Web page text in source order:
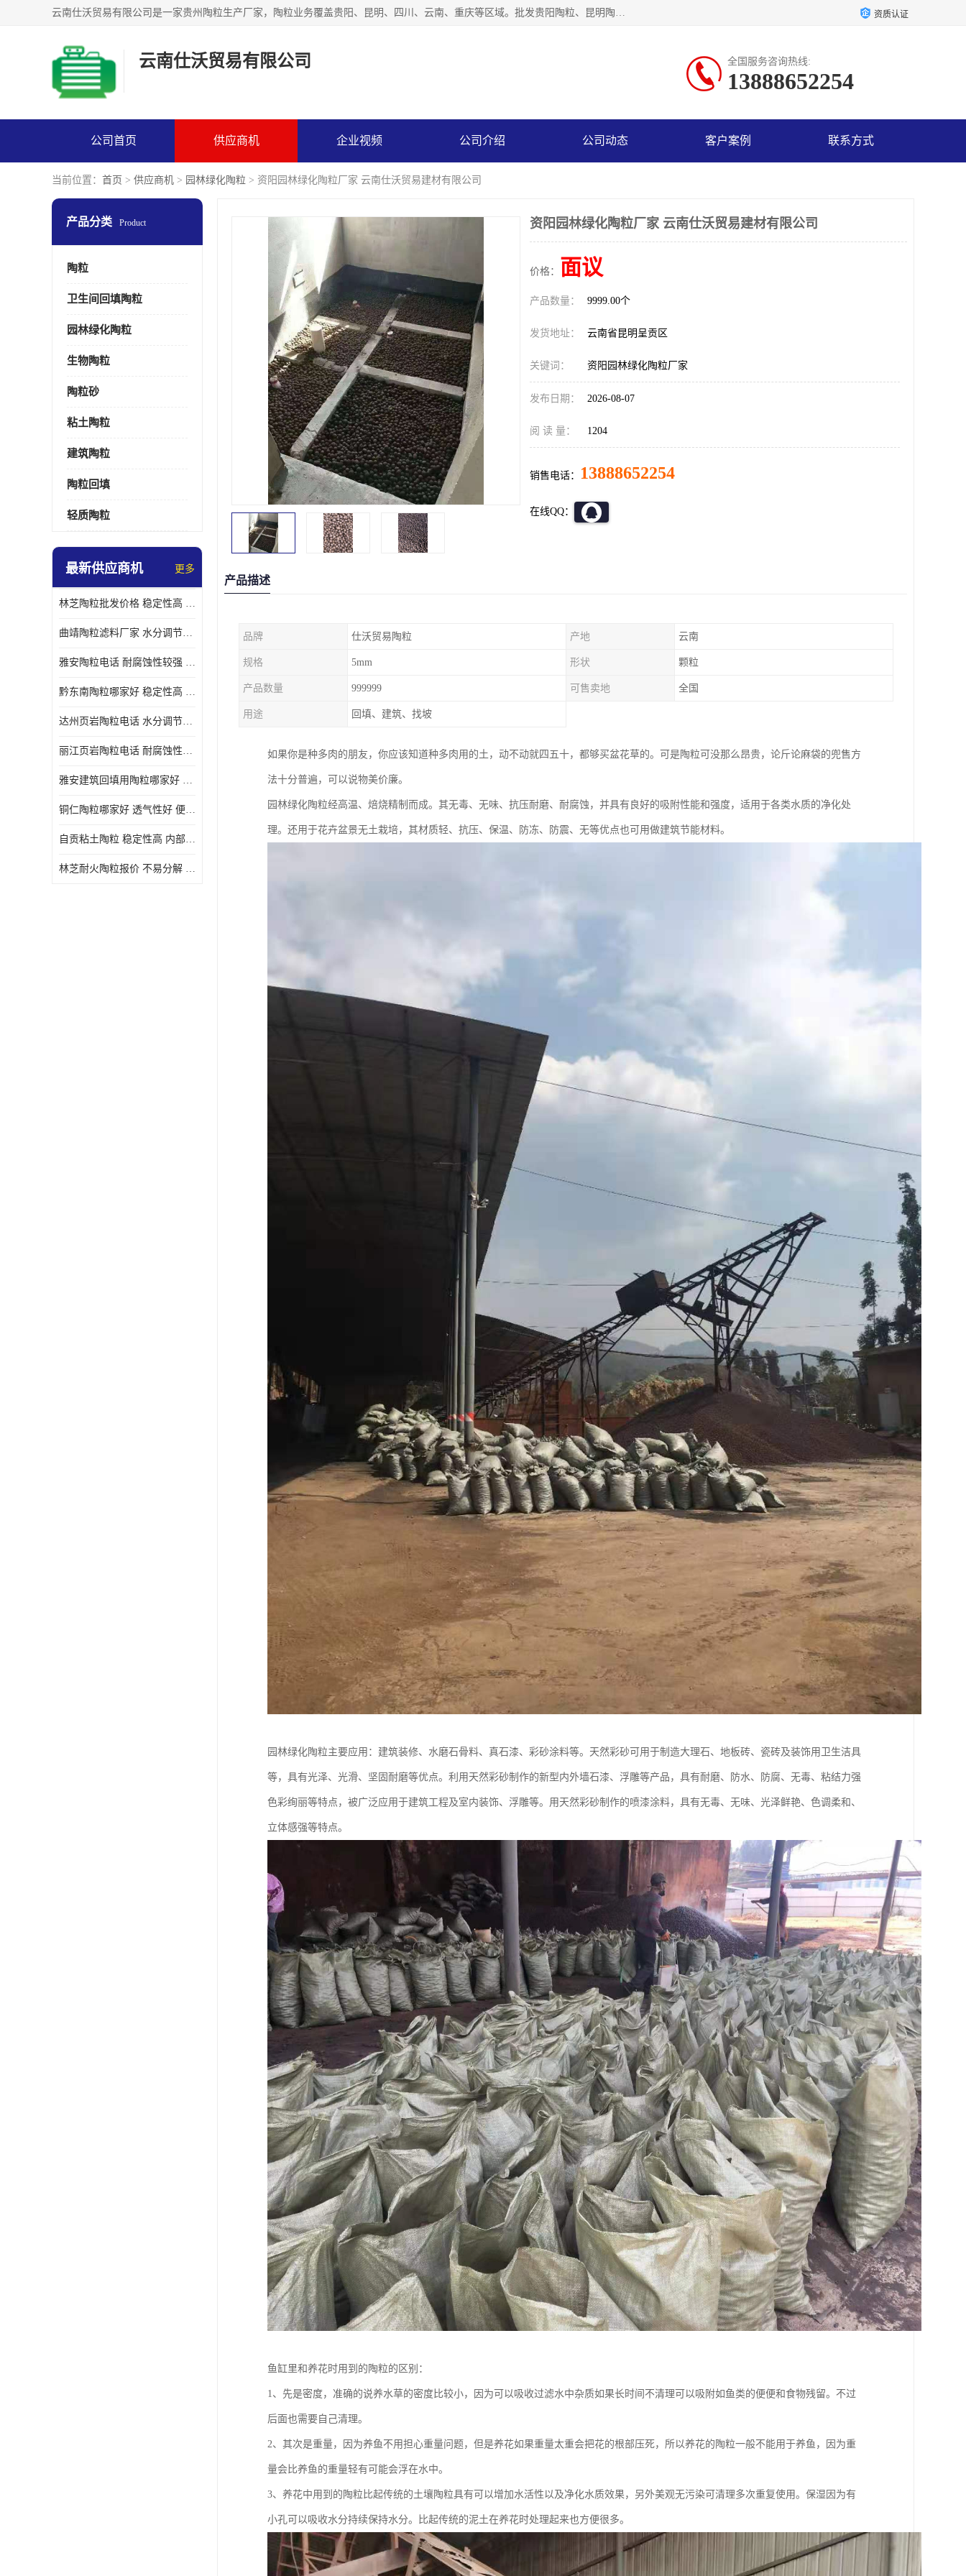
云南仕沃贸易有限公司是一家贵州陶粒生产厂家，陶粒业务覆盖贵阳、昆明、四川、云南、重庆等区域。批发贵阳陶粒、昆明陶粒、四川陶粒、云南陶粒、重庆陶粒，服务热线：*。仕沃贸易建材致力于建筑产业化、绿色建筑体系、产品和系统应用解决方案的企业。研发生产、销售和推广绿色建筑体系、建筑产业化体系的各种环保建筑产品。 资质认证
云南仕沃贸易有限公司 全国服务咨询热线:
13888652254
公司首页 供应商机 企业视频 公司介绍 公司动态 客户案例 联系方式
当前位置： 首页 > 供应商机 > 园林绿化陶粒 > 资阳园林绿化陶粒厂家 云南仕沃贸易建材有限公司
产品分类 Product
陶粒
卫生间回填陶粒
园林绿化陶粒
生物陶粒
陶粒砂
粘土陶粒
建筑陶粒
陶粒回填
轻质陶粒
最新供应商机 更多
林芝陶粒批发价格 稳定性高 便于搬运和使用
曲靖陶粒滤料厂家 水分调节性好 长期使用寿命较长
雅安陶粒电话 耐腐蚀性较强 长期使用寿命较长
黔东南陶粒哪家好 稳定性高 长期使用寿命较长
达州页岩陶粒电话 水分调节性好 密度低 重量轻
丽江页岩陶粒电话 耐腐蚀性较强 便于搬运和使用
雅安建筑回填用陶粒哪家好 孔隙率高 比重轻 密度较小
铜仁陶粒哪家好 透气性好 便于搬运和使用
自贡粘土陶粒 稳定性高 内部空隙较大
林芝耐火陶粒报价 不易分解 便于搬运和使用
资阳园林绿化陶粒厂家 云南仕沃贸易建材有限公司
价格： 面议
产品数量： 9999.00个
发货地址： 云南省昆明呈贡区
关键词： 资阳园林绿化陶粒厂家
发布日期： 2026-08-07
阅 读 量： 1204
销售电话： 13888652254
在线QQ：
产品描述
品牌 仕沃贸易陶粒 产地 云南
规格 5mm 形状 颗粒
产品数量 999999 可售卖地 全国
用途 回填、建筑、找坡
如果你是种多肉的朋友，你应该知道种多肉用的土，动不动就四五十，都够买盆花草的。可是陶粒可没那么昂贵，论斤论麻袋的兜售方
法十分普遍，可以说物美价廉。
园林绿化陶粒经高温、焙烧精制而成。其无毒、无味、抗压耐磨、耐腐蚀，并具有良好的吸附性能和强度，适用于各类水质的净化处
理。还用于花卉盆景无土栽培，其材质轻、抗压、保温、防冻、防震、无等优点也可用做建筑节能材料。
园林绿化陶粒主要应用：建筑装修、水磨石骨料、真石漆、彩砂涂料等。天然彩砂可用于制造大理石、地板砖、瓷砖及装饰用卫生洁具
等，具有光泽、光滑、坚固耐磨等优点。利用天然彩砂制作的新型内外墙石漆、浮雕等产品，具有耐磨、防水、防腐、无毒、粘结力强
色彩绚丽等特点，被广泛应用于建筑工程及室内装饰、浮雕等。用天然彩砂制作的喷漆涂料，具有无毒、无味、光泽鲜艳、色调柔和、
立体感强等特点。
鱼缸里和养花时用到的陶粒的区别：
1、先是密度，准确的说养水草的密度比较小，因为可以吸收过滤水中杂质如果长时间不清理可以吸附如鱼类的便便和食物残留。不过
后面也需要自己清理。
2、其次是重量，因为养鱼不用担心重量问题，但是养花如果重量太重会把花的根部压死，所以养花的陶粒一般不能用于养鱼，因为重
量会比养鱼的重量轻有可能会浮在水中。
3、养花中用到的陶粒比起传统的土壤陶粒具有可以增加水活性以及净化水质效果，另外美观无污染可清理多次重复使用。保湿因为有
小孔可以吸收水分持续保持水分。比起传统的泥土在养花时处理起来也方便很多。